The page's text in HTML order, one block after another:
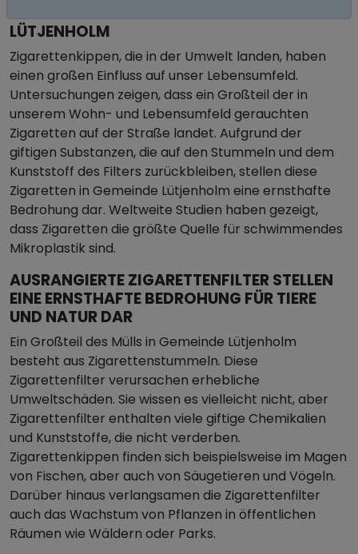
LÜTJENHOLM
Zigarettenkippen, die in der Umwelt landen, haben
einen großen Einfluss auf unser Lebensumfeld.
Untersuchungen zeigen, dass ein Großteil der in
unserem Wohn- und Lebensumfeld gerauchten
Zigaretten auf der Straße landet. Aufgrund der
giftigen Substanzen, die auf den Stummeln und dem
Kunststoff des Filters zurückbleiben, stellen diese
Zigaretten in Gemeinde Lütjenholm eine ernsthafte
Bedrohung dar. Weltweite Studien haben gezeigt,
dass Zigaretten die größte Quelle für schwimmendes
Mikroplastik sind.
AUSRANGIERTE ZIGARETTENFILTER STELLEN
EINE ERNSTHAFTE BEDROHUNG FÜR TIERE
UND NATUR DAR
Ein Großteil des Mülls in Gemeinde Lütjenholm
besteht aus Zigarettenstummeln. Diese
Zigarettenfilter verursachen erhebliche
Umweltschäden. Sie wissen es vielleicht nicht, aber
Zigarettenfilter enthalten viele giftige Chemikalien
und Kunststoffe, die nicht verderben.
Zigarettenkippen finden sich beispielsweise im Magen
von Fischen, aber auch von Säugetieren und Vögeln.
Darüber hinaus verlangsamen die Zigarettenfilter
auch das Wachstum von Pflanzen in öffentlichen
Räumen wie Wäldern oder Parks.